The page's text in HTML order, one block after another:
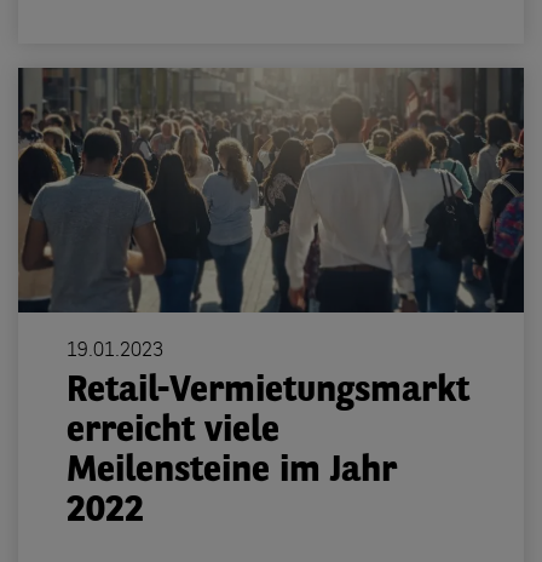
19.01.2023
Retail-Vermietungsmarkt
erreicht viele
Meilensteine im Jahr
2022